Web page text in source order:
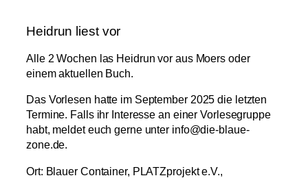
Heidrun liest vor
Alle 2 Wochen las Heidrun vor aus Moers oder
einem aktuellen Buch.
Das Vorlesen hatte im September 2025 die letzten
Termine. Falls ihr Interesse an einer Vorlesegruppe
habt, meldet euch gerne unter info@die-blaue-
zone.de.
Ort: Blauer Container, PLATZprojekt e.V.,